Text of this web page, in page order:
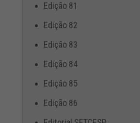
Edição 81
Edição 82
Edição 83
Edição 84
Edição 85
Edição 86